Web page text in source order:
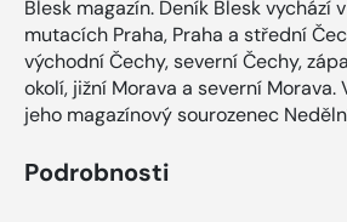
Blesk magazín. Deník Blesk vychází
mutacích Praha, Praha a střední
východní Čechy, severní Čechy,
okolí, jižní Morava a severní Morava.
jeho magazínový sourozenec
Podrobnosti